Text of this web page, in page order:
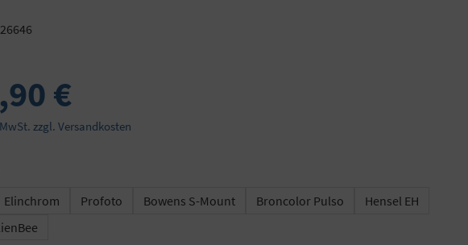
€
zzgl. Versandkosten
Elinchrom Profoto Bowens S-Mount Broncolor Pulso
Hensel EH